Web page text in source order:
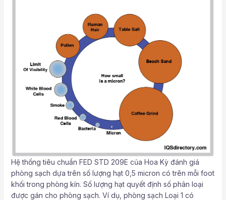
Hệ thống tiêu chuẩn FED STD 209E của Hoa Kỳ đánh giá
phòng sạch dựa trên số lượng hạt 0,5 micron có trên mỗi foot
khối trong phòng kín. Số lượng hạt quyết định số phân loại
được gán cho phòng sạch. Ví dụ, phòng sạch Loại 1 có